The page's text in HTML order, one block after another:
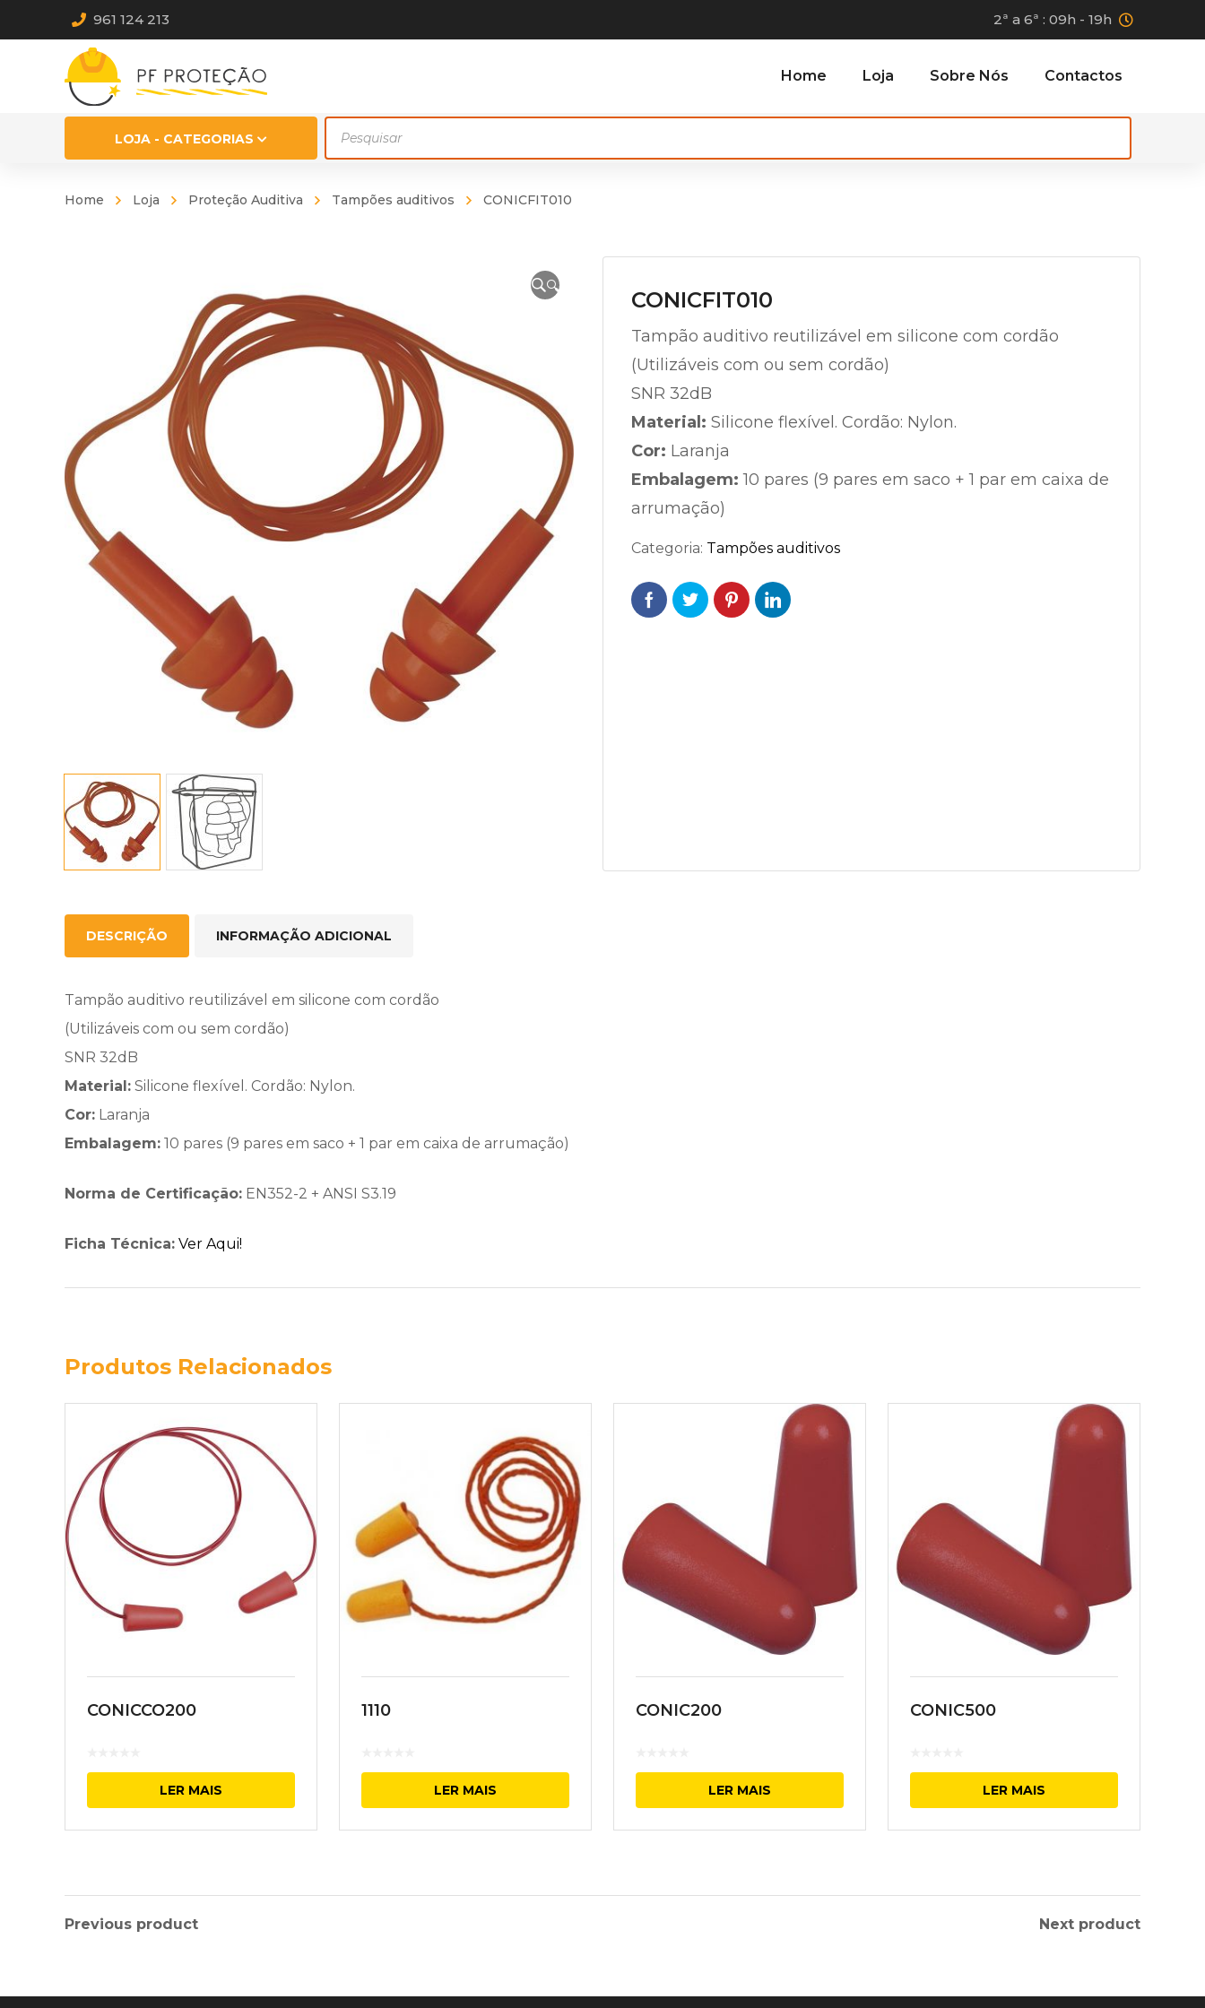
961 124 213 2ª a 6ª : 09h - 19h
Home Loja Sobre Nós Contactos
LOJA - CATEGORIAS
search
Home Loja Proteção Auditiva Tampões auditivos CONICFIT010
🔍
CONICFIT010
Tampão auditivo reutilizável em silicone com cordão
(Utilizáveis com ou sem cordão)
SNR 32dB
Material: Silicone flexível. Cordão: Nylon.
Cor: Laranja
Embalagem: 10 pares (9 pares em saco + 1 par em caixa de
arrumação)
Categoria: Tampões auditivos
DESCRIÇÃO INFORMAÇÃO ADICIONAL
Tampão auditivo reutilizável em silicone com cordão
(Utilizáveis com ou sem cordão)
SNR 32dB
Material: Silicone flexível. Cordão: Nylon.
Cor: Laranja
Embalagem: 10 pares (9 pares em saco + 1 par em caixa de arrumação)
Norma de Certificação: EN352-2 + ANSI S3.19
Ficha Técnica: Ver Aqui!
Produtos Relacionados
CONICCO200
LER MAIS
1110
LER MAIS
CONIC200
LER MAIS
CONIC500
LER MAIS
Previous product Next product